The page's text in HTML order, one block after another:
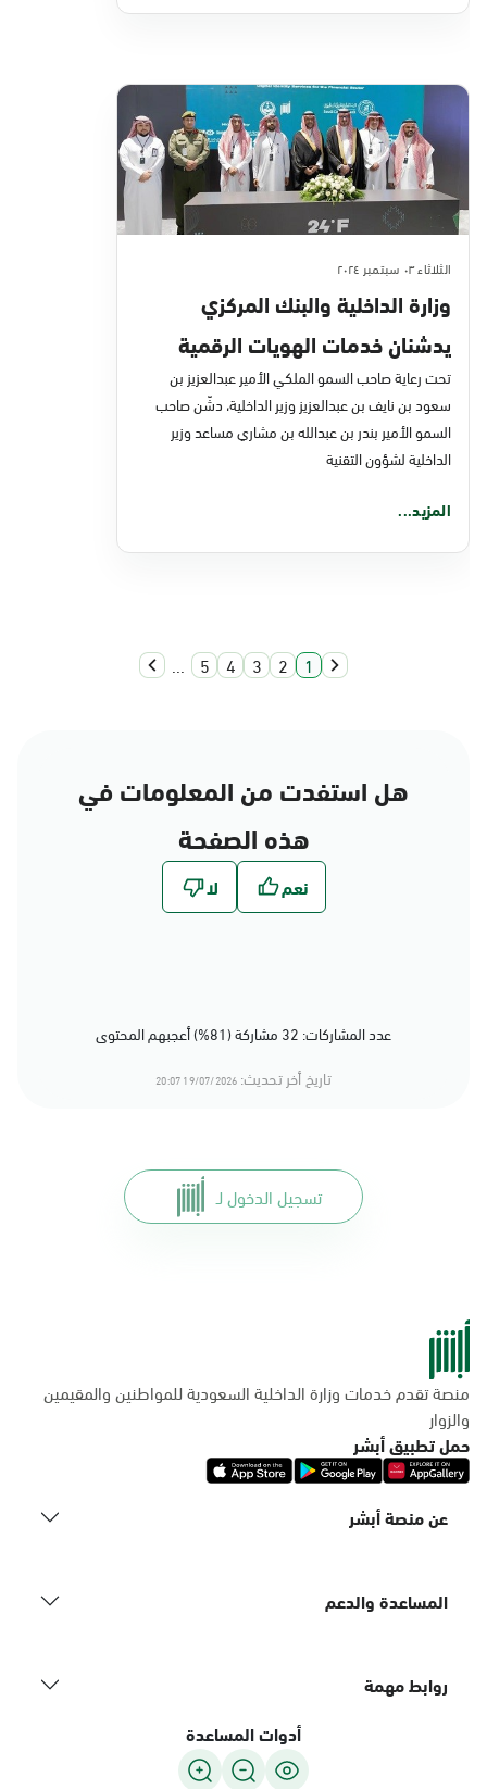
الثلاثاء ٠٣ سبتمبر ٢٠٢٤
وزارة الداخلية والبنك المركزي
يدشنان خدمات الهويات الرقمية
للقطاع المالي
تحت رعاية صاحب السمو الملكي الأمير عبدالعزيز بن
سعود بن نايف بن عبدالعزيز وزير الداخلية، دشّن صاحب
السمو الأمير بندر بن عبدالله بن مشاري مساعد وزير
الداخلية لشؤون التقنية
المزيد...
1
2
3
4
5
...
هل استفدت من المعلومات في
هذه الصفحة
عدد المشاركات: 32 مشاركة (81%) أعجبهم المحتوى
تاريخ أخر تحديث: 19/07/2026 20:07
تسجيل الدخول لـ
منصة تقدم خدمات وزارة الداخلية السعودية للمواطنين والمقيمين
والزوار
حمل تطبيق أبشر
عن منصة أبشر
المساعدة والدعم
روابط مهمة
أدوات المساعدة